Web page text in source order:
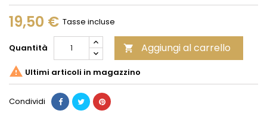
19,50 € Tasse incluse
Quantità  Aggiungi al carrello
 Ultimi articoli in magazzino
Condividi